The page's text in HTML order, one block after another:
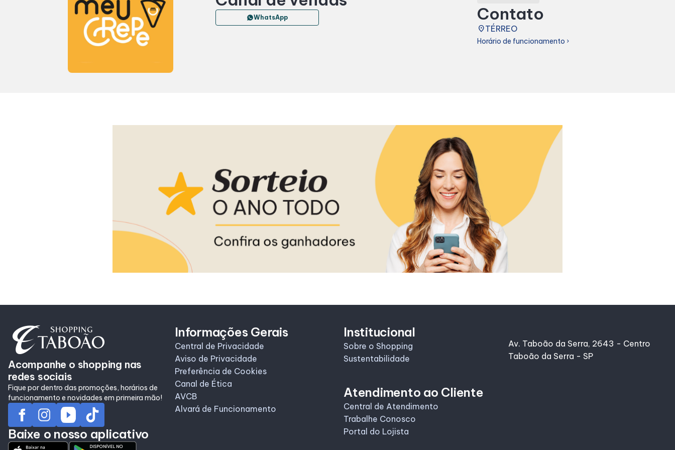
WhatsApp Contato
placeTÉRREO
Horário de funcionamento chevron_right
Acompanhe o shopping nas
redes sociais
Fique por dentro das promoções, horários de
funcionamento e novidades em primeira mão!
Baixe o nosso aplicativo
Informações Gerais
Central de Privacidade
Aviso de Privacidade
Preferência de Cookies
Canal de Ética
AVCB
Alvará de Funcionamento
Institucional
Sobre o Shopping
Sustentabilidade
Atendimento ao Cliente
Central de Atendimento
Trabalhe Conosco
Portal do Lojista
Av. Taboão da Serra, 2643 - Centro
Taboão da Serra - SP